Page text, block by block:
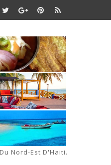
Nord-Est D'Haiti.